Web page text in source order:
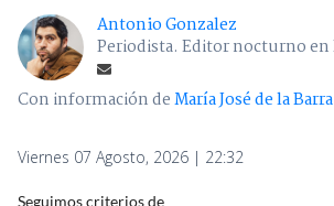
Antonio Gonzalez
Periodista. Editor nocturno
Con información deMaría José de la Barra
Viernes 07 Agosto, 2026 | 22:32
Seguimos criterios de